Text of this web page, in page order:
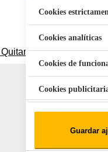
450W
Cookies
Cookies analíticas
Cookies de
Cookies
Guardar